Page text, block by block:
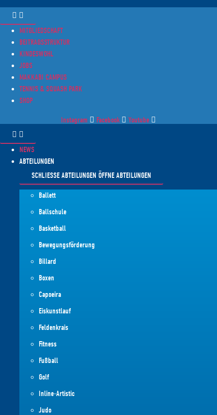
Zum
Inhalt
springenMITGLIEDSCHAFT
BEITRAGSSTRUKTUR
KINDESWOHL
JOBS
MAKKABI CAMPUS
TENNIS & SQUASH PARK
SHOP
Instagram Facebook Youtube
NEWS
ABTEILUNGEN
SCHLIESSE ABTEILUNGEN
ÖFFNE ABTEILUNGEN
Ballett
Ballschule
Basketball
Bewegungsförderung
Billard
Boxen
Capoeira
Eiskunstlauf
Feldenkrais
Fitness
Fußball
Golf
Inline-Artistic
Judo